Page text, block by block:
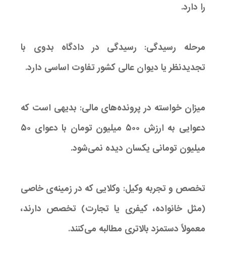
را دارد.
مرحله رسیدگی: رسیدگی در دادگاه بدوی با
تجدیدنظر یا دیوان عالی کشور تفاوت اساسی دارد.
میزان خواسته در پرونده‌های مالی: بدیهی است که
دعوایی به ارزش ۵۰۰ میلیون تومان با دعوای ۵۰
میلیون تومانی یکسان دیده نمی‌شود.
تخصص و تجربه وکیل: وکلایی که در زمینه‌ی خاصی
(مثل خانواده، کیفری یا تجارت) تخصص دارند،
معمولاً دستمزد بالاتری مطالبه می‌کنند.